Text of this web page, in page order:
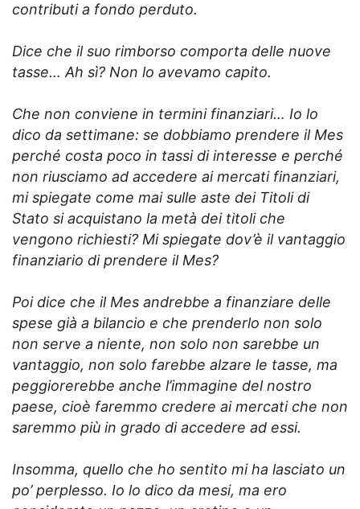
contributi a fondo perduto.
Dice che il suo rimborso comporta delle nuove
tasse… Ah sì? Non lo avevamo capito.
Che non conviene in termini finanziari… Io lo
dico da settimane: se dobbiamo prendere il Mes
perché costa poco in tassi di interesse e perché
non riusciamo ad accedere ai mercati finanziari,
mi spiegate come mai sulle aste dei Titoli di
Stato si acquistano la metà dei titoli che
vengono richiesti? Mi spiegate dov’è il vantaggio
finanziario di prendere il Mes?
Poi dice che il Mes andrebbe a finanziare delle
spese già a bilancio e che prenderlo non solo
non serve a niente, non solo non sarebbe un
vantaggio, non solo farebbe alzare le tasse, ma
peggiorerebbe anche l’immagine del nostro
paese, cioè faremmo credere ai mercati che non
saremmo più in grado di accedere ad essi.
Insomma, quello che ho sentito mi ha lasciato un
po’ perplesso. Io lo dico da mesi, ma ero